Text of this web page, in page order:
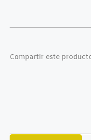
Compartir este